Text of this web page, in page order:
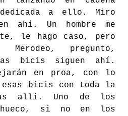
a ello. Miro
ahí. Un hombre me
le hago caso, pero
Merodeo, pregunto,
bicis siguen ahí.
en proa, con lo
esas bicis con toda la
allí. Uno de los
hueco, si no en los